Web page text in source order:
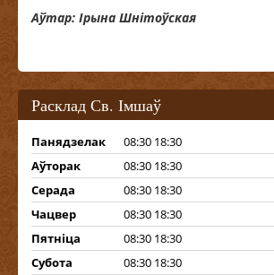
Аўтар: Ірына Шнітоўская
Расклад Св. Імшаў
Панядзелак
08:30 18:30
Аўторак
08:30 18:30
Серада
08:30 18:30
Чацвер
08:30 18:30
Пятніца
08:30 18:30
Субота
08:30 18:30